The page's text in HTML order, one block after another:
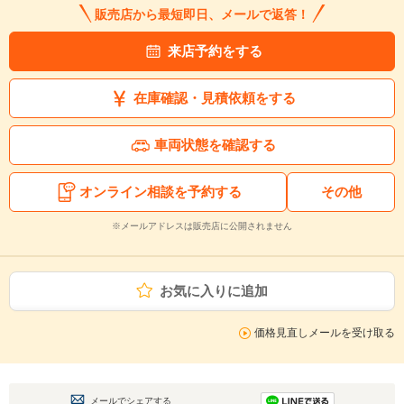
販売店から最短即日、メールで返答！
来店予約をする
在庫確認・見積依頼をする
車両状態を確認する
オンライン相談を予約する その他
※メールアドレスは販売店に公開されません
お気に入りに追加
価格見直しメールを受け取る
メールでシェアする